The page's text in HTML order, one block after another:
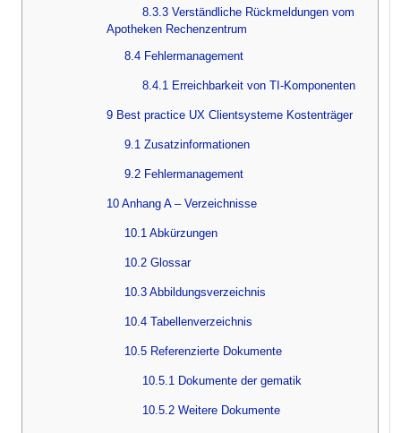
8.3.3 Verständliche Rückmeldungen vom
Apotheken Rechenzentrum
8.4 Fehlermanagement
8.4.1 Erreichbarkeit von TI-Komponenten
9 Best practice UX Clientsysteme Kostenträger
9.1 Zusatzinformationen
9.2 Fehlermanagement
10 Anhang A – Verzeichnisse
10.1 Abkürzungen
10.2 Glossar
10.3 Abbildungsverzeichnis
10.4 Tabellenverzeichnis
10.5 Referenzierte Dokumente
10.5.1 Dokumente der gematik
10.5.2 Weitere Dokumente